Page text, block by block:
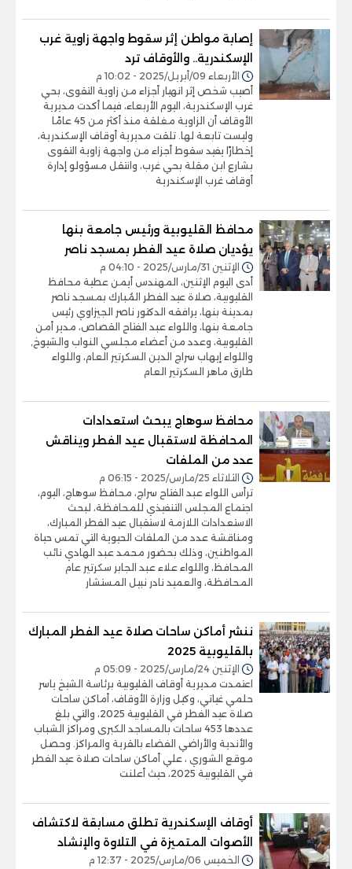
إصابة مواطن إثر سقوط واجهة زاوية غرب
الإسكندرية.. والأوقاف ترد
الأربعاء 09/أبريل/2025 - 10:02 م
أصيب شخص إثر انهيار أجزاء من زاوية التقوى، بحي
غرب الإسكندرية، اليوم الأربعاء، فيما أكدت مديرية
الأوقاف أن الزاوية مغلقة منذ أكثر من 45 عامًا
وليست تابعة لها. تلقت مديرية أوقاف الإسكندرية،
إخطارًا يفيد سقوط أجزاء من واجهة زاوية التقوى
بشارع ابن مقلة بحي غرب، وانتقل مسؤولو إدارة
أوقاف غرب الإسكندرية
محافظ القليوبية ورئيس جامعة بنها
يؤديان صلاة عيد الفطر بمسجد ناصر
الإثنين 31/مارس/2025 - 04:10 م
أدى اليوم الإثنين، المهندس أيمن عطية محافظ
القليوبية، صلاة عيد الفطر المُبارك بمسجد ناصر
بمدينة بنها، يرافقه الدكتور ناصر الجيزاوي رئيس
جامعة بنها، واللواء عبد الفتاح القصاص، مدير أمن
القليوبية، وعدد من أعضاء مجلسي النواب والشيوخ,
واللواء إيهاب سراج الدين السكرتير العام، واللواء
طارق ماهر السكرتير العام
محافظ سوهاج يبحث استعدادات
المحافظة لاستقبال عيد الفطر ويناقش
عدد من الملفات
الثلاثاء 25/مارس/2025 - 06:15 م
ترأس اللواء عبد الفتاح سراج، محافظ سوهاج، اليوم،
اجتماع المجلس التنفيذي للمحافظة، لبحث
الاستعدادات اللازمة لاستقبال عيد الفطر المبارك،
ومناقشة عدد من الملفات الحيوية التي تمس حياة
المواطنين، وذلك بحضور محمد عبد الهادي نائب
المحافظ، واللواء علاء عبد الجابر سكرتير عام
المحافظة، والعميد نادر نبيل المستشار
ننشر أماكن ساحات صلاة عيد الفطر المبارك
بالقليوبية 2025
الإثنين 24/مارس/2025 - 05:09 م
اعتمدت مديرية أوقاف القليوبية برئاسة الشيخ ياسر
حلمي غياتي، وكيل وزارة الأوقاف، أماكن ساحات
صلاة عيد الفطر في القليوبية 2025، والتي بلغ
عددها 453 ساحات بالمساجد الكبرى ومراكز الشباب
والأندية والأراضي الفضاء بالقرية والمراكز. وحصل
موقع الشوري ، علي أماكن ساحات صلاة عيد الفطر
في القليوبية 2025، حيث أعلنت
أوقاف الإسكندرية تطلق مسابقة لاكتشاف
الأصوات المتميزة في التلاوة والإنشاد
الخميس 06/مارس/2025 - 12:37 م